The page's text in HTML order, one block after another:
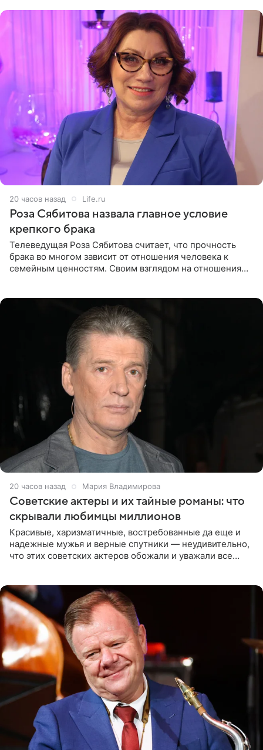
20 часов назад Life.ru
Роза Сябитова назвала главное условие
крепкого брака
Телеведущая Роза Сябитова считает, что прочность
брака во многом зависит от отношения человека к
семейным ценностям. Своим взглядом на отношения
20 часов назад Мария Владимирова
Советские актеры и их тайные романы: что
скрывали любимцы миллионов
Красивые, харизматичные, востребованные да еще и
надежные мужья и верные спутники — неудивительно,
что этих советских актеров обожали и уважали все